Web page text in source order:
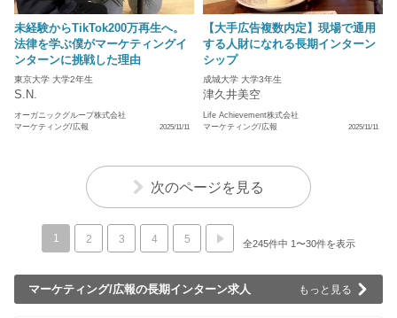
未経験からTikTok200万再生へ。
法律を学ぶ僕がマーケティングイ
ンターンに挑戦した理由
東京大学 大学2年生
S.N.
オーガニックグループ株式会社
マーケティング/広報
2025/11/11
【大手広告複数内定】現場で通用
する人財になれる長期インターン
シップ
成城大学 大学3年生
津久井美空
Life Achievement株式会社
マーケティング/広報
2025/11/11
次のページを見る
1 2 3 4 5 全245件中 1〜30件を表示
マーケティング/広報の長期インターン求人 もっと見る